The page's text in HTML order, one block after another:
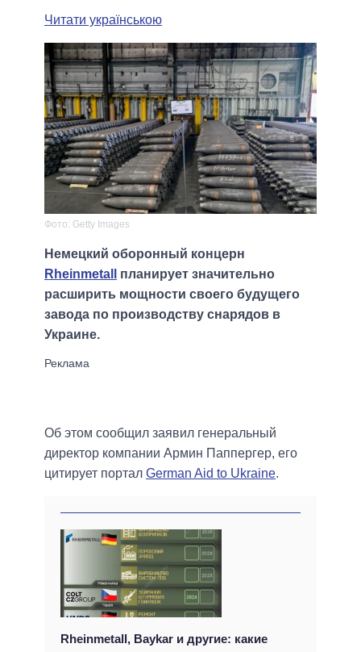
Читати українською
Фото: Getty Images
Немецкий оборонный концерн
Rheinmetall
планирует значительно
расширить мощности своего будущего
завода по производству снарядов в
Украине.
Об этом сообщил заявил генеральный
директор компании Армин Паппергер, его
цитирует портал German Aid to Ukraine.
Rheinmetall, Baykar и другие: какие